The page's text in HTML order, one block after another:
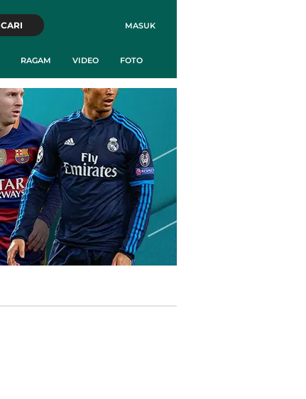
MASUK
CARI
RAGAM VIDEO FOTO